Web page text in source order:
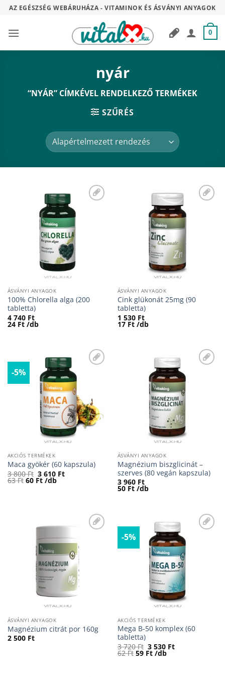
Skip
content
AZ EGÉSZSÉG WEBÁRUHÁZA - VITAMINOK ÉS ÁSVÁNYI ANYAGOK
0
nyár
“NYÁR” CÍMKÉVEL RENDELKEZŐ TERMÉKEK
SZŰRÉS
Kívánságaimhoz
ÁSVÁNYI ANYAGOK
100% Chlorella alga (200
tabletta)
4 740 Ft
24 Ft /db
Kívánságaimhoz
ÁSVÁNYI ANYAGOK
Cink glükonát 25mg (90
tabletta)
1 530 Ft
17 Ft /db
-5% Kívánságaimhoz
AKCIÓS TERMÉKEK
Maca gyökér (60 kapszula)
3 800Ft Original
price
was:
3 610 FtCurrent
price
63Ft 60 Ft /db
Kívánságaimhoz
ÁSVÁNYI ANYAGOK
Magnézium biszglicinát –
szerves (80 vegán kapszula)
3 960 Ft
50 Ft /db
Kívánságaimhoz
ÁSVÁNYI ANYAGOK
Magnézium citrát por 160g
2 500 Ft
-5% Kívánságaimhoz
AKCIÓS TERMÉKEK
Mega B-50 komplex (60
tabletta)
3 720Ft Original
price
was:
3 530 FtCurrent
price
62Ft 59 Ft /db